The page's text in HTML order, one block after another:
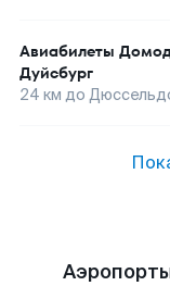
Авиабилеты
Дуйсбург
24 км до